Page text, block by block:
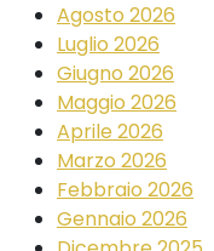
Agosto 2026
Luglio 2026
Giugno 2026
Maggio 2026
Aprile 2026
Marzo 2026
Febbraio 2026
Gennaio 2026